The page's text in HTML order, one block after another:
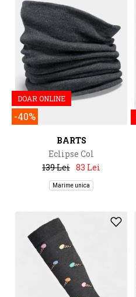
DOAR ONLINE
-40%
BARTS
Eclipse Col
139 Lei 83 Lei
Marime unica